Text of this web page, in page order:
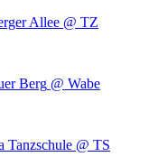
Allee @ TZ
Berg @ Wabe
Tanzschule @ TS